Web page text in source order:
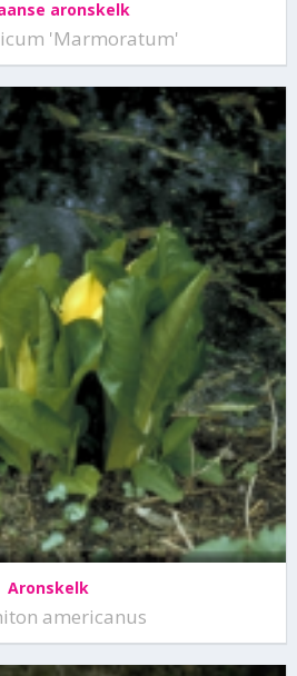
aronskelk
'Marmoratum'
Aronskelk
americanus